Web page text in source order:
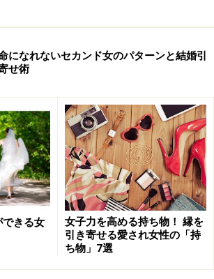
ったり、出会いがなかったり、今更い
分から口説いたりするのは難しい、と
であることが挙げられます。
業して自らの腕で成り上がったような
ートで、婚活アプリやナンパで一本釣
女性慣れしたタイプは、わざわざ結婚
せん。
「遅咲きのマジメ系エリート男子」
遊びまわる友達を尻目に勉強し、就職
ころからコツコツ努力して研修や勉強
れれば海外転勤や週末勤務もこなし、
て頑張ってきました。努力の甲斐あっ
になれないセカンド女のパターンと結婚引
せ術
できる女
女子力を高める持ち物！ 縁を
引き寄せる愛され女性の「持
ち物」7選